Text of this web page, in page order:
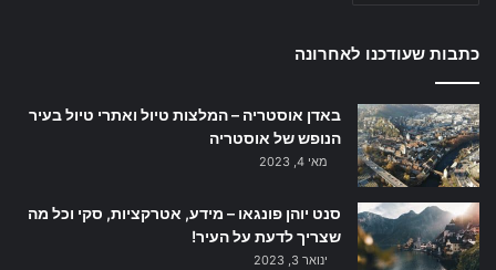
כתבות שעודכנו לאחרונה
באדן אוסטריה – המלצות טיול ואתרי טיול בעיר
הנופש של אוסטריה
מאי 4, 2023
סנט יוהן פונגאו – מידע, אטרקציות, סקי וכל מה
שצריך לדעת על העיר!
ינואר 3, 2023